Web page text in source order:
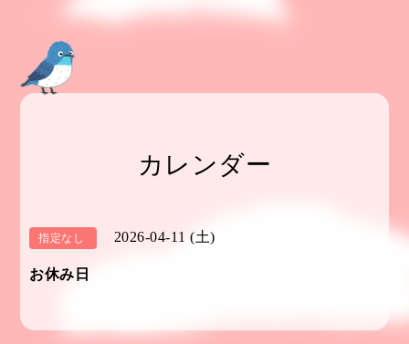
カレンダー
指定なし 2026-04-11 (土)
お休み日